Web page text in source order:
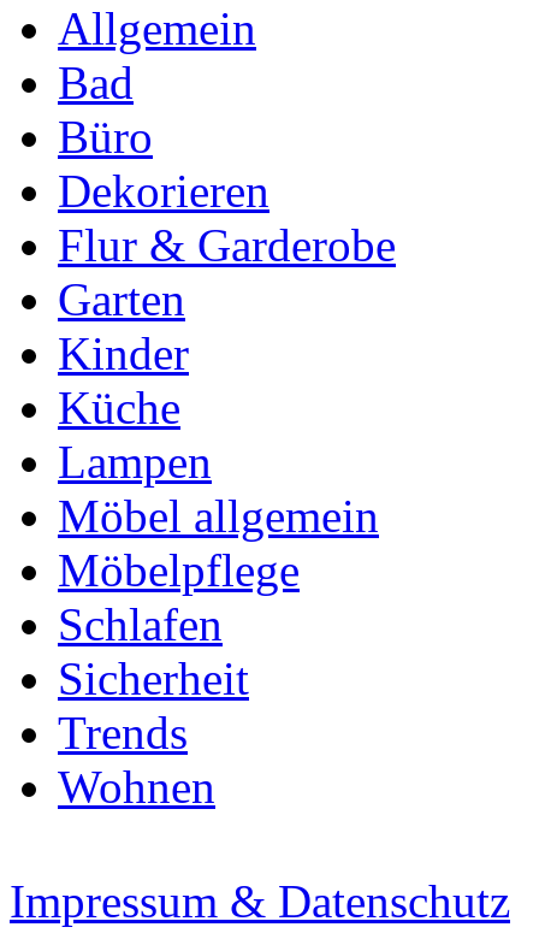
Allgemein
Bad
Büro
Dekorieren
Flur & Garderobe
Garten
Kinder
Küche
Lampen
Möbel allgemein
Möbelpflege
Schlafen
Sicherheit
Trends
Wohnen
Impressum & Datenschutz